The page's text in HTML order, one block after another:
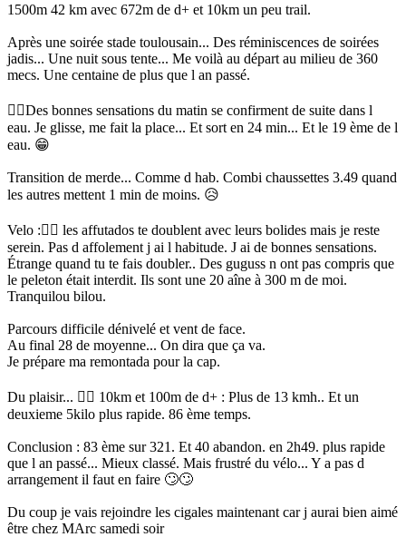
1500m 42 km avec 672m de d+ et 10km un peu trail.
Après une soirée stade toulousain... Des réminiscences de soirées
jadis... Une nuit sous tente... Me voilà au départ au milieu de 360
mecs. Une centaine de plus que l an passé.
🏊‍♂️Des bonnes sensations du matin se confirment de suite dans l
eau. Je glisse, me fait la place... Et sort en 24 min... Et le 19 ème de l
eau. 😁
Transition de merde... Comme d hab. Combi chaussettes 3.49 quand
les autres mettent 1 min de moins. 😥
Velo :🚴‍♂️ les affutados te doublent avec leurs bolides mais je reste
serein. Pas d affolement j ai l habitude. J ai de bonnes sensations.
Étrange quand tu te fais doubler.. Des guguss n ont pas compris que
le peleton était interdit. Ils sont une 20 aîne à 300 m de moi.
Tranquilou bilou.
Parcours difficile dénivelé et vent de face.
Au final 28 de moyenne... On dira que ça va.
Je prépare ma remontada pour la cap.
Du plaisir... 🏃‍♂️ 10km et 100m de d+ : Plus de 13 kmh.. Et un
deuxieme 5kilo plus rapide. 86 ème temps.
Conclusion : 83 ème sur 321. Et 40 abandon. en 2h49. plus rapide
que l an passé... Mieux classé. Mais frustré du vélo... Y a pas d
arrangement il faut en faire 🙄🙄
Du coup je vais rejoindre les cigales maintenant car j aurai bien aimé
être chez MArc samedi soir